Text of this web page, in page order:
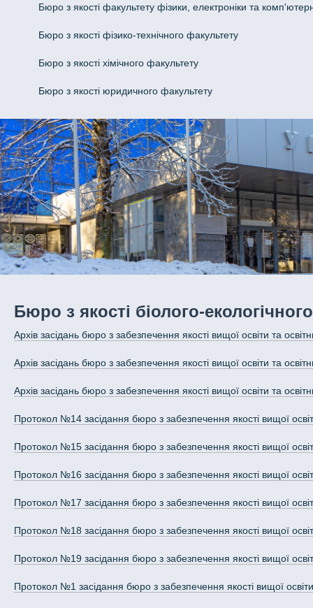
Бюро з якості факультету фізики, електроніки та
Бюро з якості фізико-технічного факультету
Бюро з якості хімічного факультету
Бюро з якості юридичного факультету
Бюро з якості біолого-
Архів засідань бюро з забезпечення якості вищої освіти та
Архів засідань бюро з забезпечення якості вищої освіти та
Архів засідань бюро з забезпечення якості вищої освіти та
Протокол №14 засідання бюро з забезпечення якості вищої
Протокол №15 засідання бюро з забезпечення якості вищої
Протокол №16 засідання бюро з забезпечення якості вищої
Протокол №17 засідання бюро з забезпечення якості вищої
Протокол №18 засідання бюро з забезпечення якості вищої
Протокол №19 засідання бюро з забезпечення якості вищої
Протокол №1 засідання бюро з забезпечення якості вищої освіти